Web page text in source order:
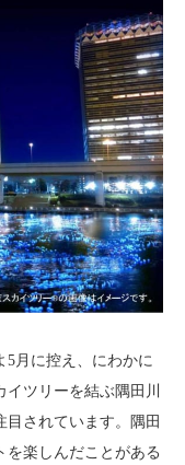
月に控え、にわかに
ツリーを結ぶ隅田川
されています。隅田
を楽しんだことがある